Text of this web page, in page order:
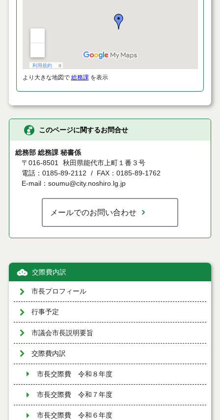
より大きな地図で 総務課 を表示
このページに関するお問合せ
総務部 総務課 秘書係
〒016-8501
秋田県能代市上町１番３号
電話：0185-89-2112
FAX：0185-89-1762
E-mail：soumu@city.noshiro.lg.jp
メールでのお問い合わせ
交際費内訳
市長プロフィール
行事予定
市議会市長説明要旨
交際費内訳
市長交際費 令和８年度
市長交際費 令和７年度
市長交際費 令和６年度